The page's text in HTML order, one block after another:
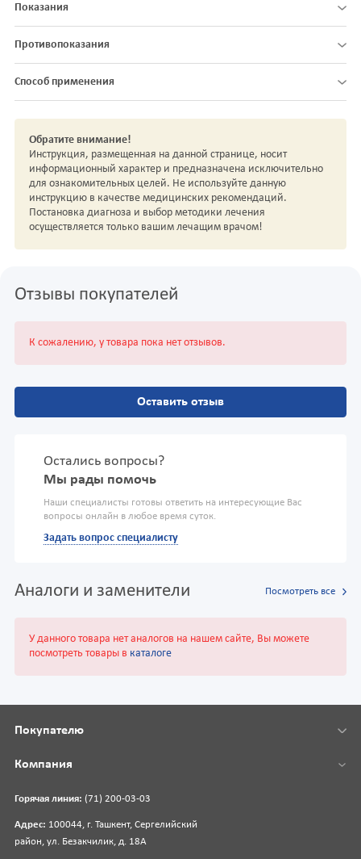
Показания
Противопоказания
Способ применения
Обратите внимание!
Инструкция, размещенная на данной странице, носит
информационный характер и предназначена исключительно
для ознакомительных целей. Не используйте данную
инструкцию в качестве медицинских рекомендаций.
Постановка диагноза и выбор методики лечения
осуществляется только вашим лечащим врачом!
Отзывы покупателей
К сожалению, у товара пока нет отзывов.
Оставить отзыв
Остались вопросы?
Мы рады помочь
Наши специалисты готовы ответить на интересующие Вас
вопросы онлайн в любое время суток.
Задать вопрос специалисту
Аналоги и заменители Посмотреть все
У данного товара нет аналогов на нашем сайте, Вы можете
посмотреть товары в каталоге
Горячая линия: (71) 200-03-03
Адрес: 100044, г. Ташкент, Сергелийский
район, ул. Безакчилик, д. 18А
Покупателю
Компания